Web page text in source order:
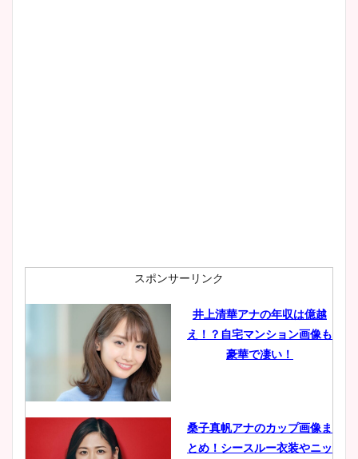
肉も凄い！
鈴木唯の太ってた時の体重が
ヤバすぎww原因や痩せたダ
豊島実季アナのカップ画像ま
スポンサーリンク
井上清華アナの年収は億越
え！？自宅マンション画像も
豪華で凄い！
桑子真帆アナのカップ画像ま
とめ！シースルー衣装やニッ